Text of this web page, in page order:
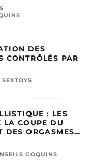
DES
CONTRÔLÉS PAR
SEXTOYS
: LES
LA COUPE DU
DES ORGASMES…
COQUINS